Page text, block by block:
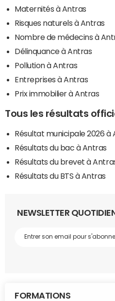
Maternités à Antras
Risques naturels à Antras
Nombre de médecins à
Délinquance à Antras
Pollution à Antras
Entreprises à Antras
Prix immobilier à Antras
Tous les résultats
Résultat municipale 2026 à
Résultats du bac à Antras
Résultats du brevet à
Résultats du BTS à Antras
NEWSLETTER
FORMATIONS